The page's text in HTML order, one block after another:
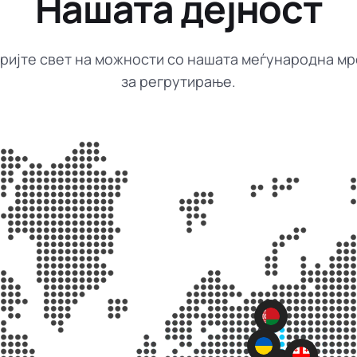
свет на можности со нашата меѓународна
за регрутирање.